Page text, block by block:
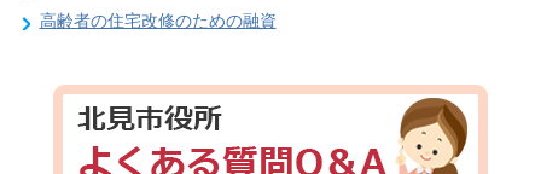
高齢者の住宅改修のための融資